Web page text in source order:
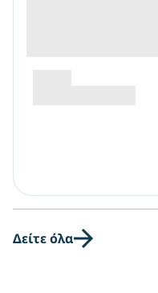
Δείτε όλα